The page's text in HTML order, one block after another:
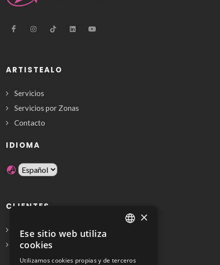
ARTISTEALO
Servicios
Servicios por Zonas
Contacto
IDIOMA
CLIENTES
Solicita Presupuesto Gratis
Preguntas frecuentes
×
Ese sitio web utiliza
cookies
Utilizamos cookies propias y de terceros